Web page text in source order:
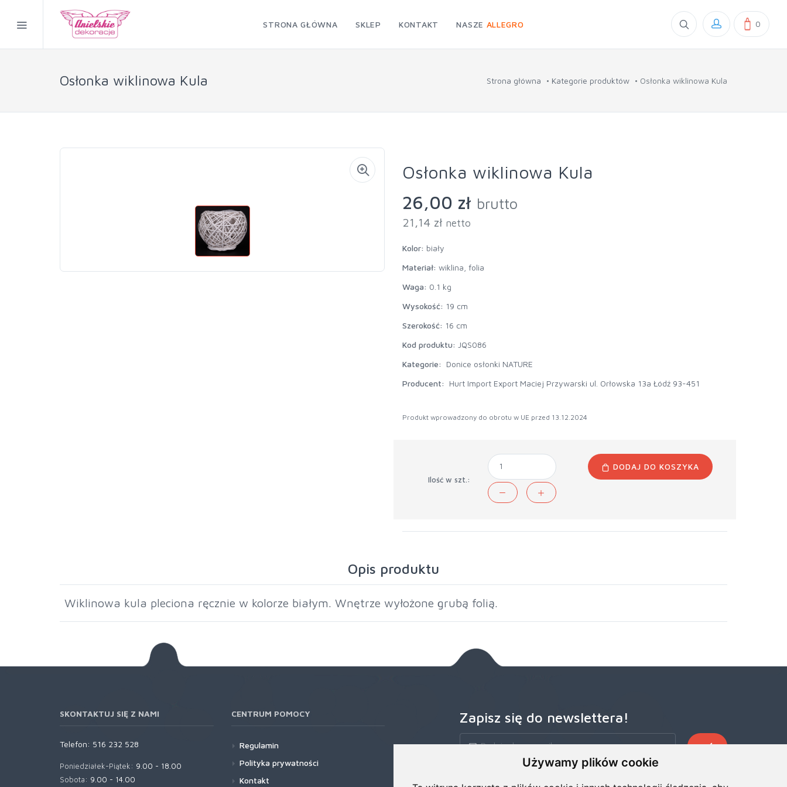
Używamy plików cookie
STRONA GŁÓWNA SKLEP KONTAKT NASZE ALLEGRO 0
Osłonka wiklinowa Kula Strona główna Kategorie produktów Osłonka wiklinowa Kula
Osłonka wiklinowa Kula
26,00 zł brutto
21,14 zł netto
Kolor: biały
Materiał: wiklina, folia
Waga: 0.1 kg
Wysokość: 19 cm
Szerokość: 16 cm
Kod produktu: JQS086
Kategorie:
Donice osłonki NATURE
Producent:
Hurt Import Export Maciej Przywarski ul. Orłowska 13a Łódź 93-451
Produkt wprowadzony do obrotu w UE przed 13.12.2024
Ilość w szt.:
DODAJ DO KOSZYKA
Opis produktu
Wiklinowa kula pleciona ręcznie w kolorze białym. Wnętrze wyłożone grubą folią.
SKONTAKTUJ SIĘ Z NAMI
Telefon: 516 232 528
Poniedziałek-Piątek: 9.00 - 18.00
Sobota: 9.00 - 14.00
CENTRUM POMOCY
Regulamin
Polityka prywatności
Kontakt
Zapisz się do newslettera!
Zapisz się do naszego Newslettera, aby otrzymywać wczesne oferty